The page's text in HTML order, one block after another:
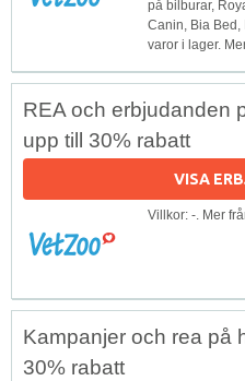
på bilburar,
Canin, Bia Bed,
varor i lager.
REA och erbjudanden
upp till 30% rabatt
VISA
Villkor: -. Mer
Kampanjer och rea på
30% rabatt